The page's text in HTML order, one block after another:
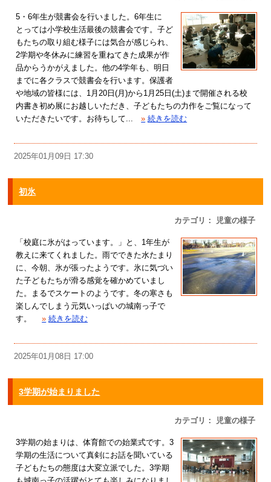
5・6年生が競書会を行いました。6年生に
とっては小学校生活最後の競書会です。子ど
もたちの取り組む様子には気合が感じられ、
2学期や冬休みに練習を重ねてきた成果が作
品からうかがえました。他の4学年も、明日
までに各クラスで競書会を行います。保護者
や地域の皆様には、1月20日(月)から1月25日(土)まで開催される校
内書き初め展にお越しいただき、子どもたちの力作をご覧になって
いただきたいです。お待ちして...
» 続きを読む
2025年01月09日 17:30
初氷
カテゴリ： 児童の様子
「校庭に氷がはっています。」と、1年生が
教えに来てくれました。雨でできた水たまり
に、今朝、氷が張ったようです。氷に気づい
た子どもたちが滑る感覚を確かめていまし
た。まるでスケートのようです。冬の寒さも
楽しんでしまう元気いっぱいの城南っ子で
す。
» 続きを読む
2025年01月08日 17:00
3学期が始まりました
カテゴリ： 児童の様子
3学期の始まりは、体育館での始業式です。3
学期の生活について真剣にお話を聞いている
子どもたちの態度は大変立派でした。3学期